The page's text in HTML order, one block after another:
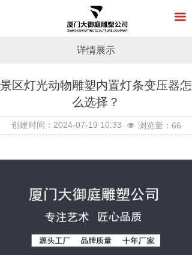
끀
新闻中心
工程案例
详情展示
景区灯光动物雕塑内置灯条变压器怎
么选择？
按钮
创建时间： 2024-07-19 10:33 넶 浏览量： 66